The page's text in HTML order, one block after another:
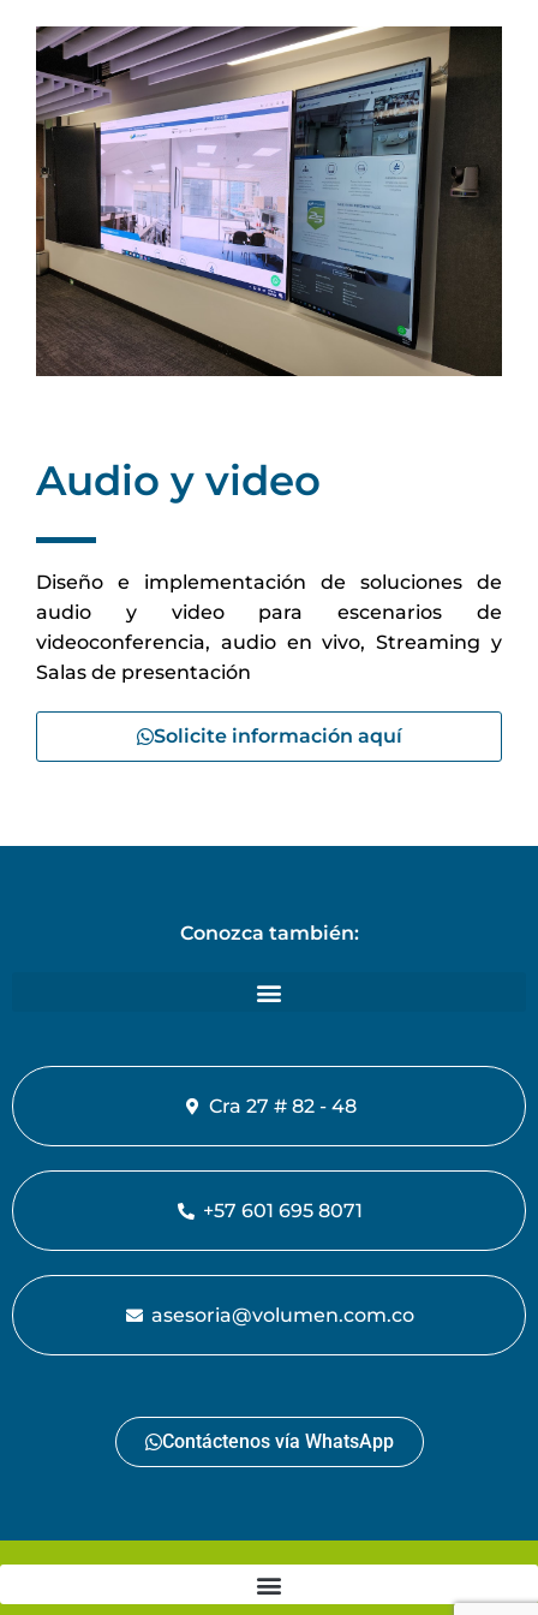
Audio y video
Diseño e implementación de soluciones de
audio y video para escenarios de
videoconferencia, audio en vivo, Streaming y
Salas de presentación
Solicite información aquí
Conozca también:
Cra 27 # 82 - 48
+57 601 695 8071
asesoria@volumen.com.co
Contáctenos vía WhatsApp